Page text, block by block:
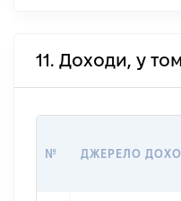
11. Доходи, у
№ ДЖЕРЕЛО